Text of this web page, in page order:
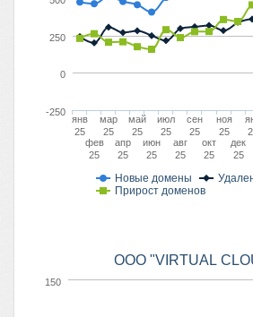
Новые домены
Прирост доменов
янв
25
фев
25
мар
25
апр
25
май
25
июн
25
июл
25
авг
25
сен
25
окт
25
ноя
25
дек
25
-250
0
250
ООО "VIRTUAL
150